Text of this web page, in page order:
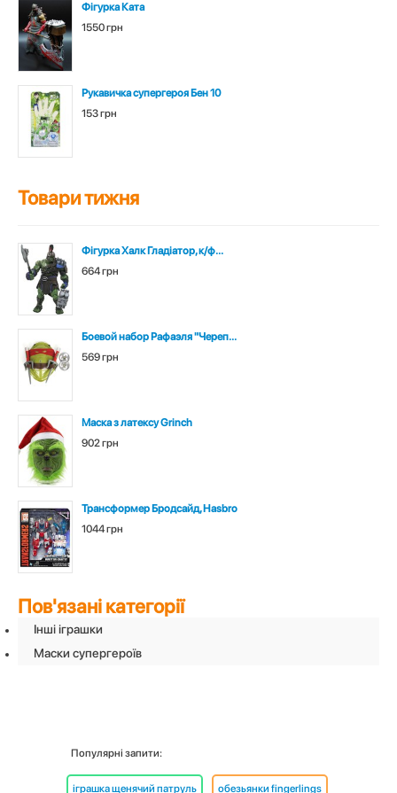
Фігурка Ката
1550 грн
Рукавичка супергероя Бен 10
153 грн
Товари тижня
Фігурка Халк Гладіатор, к/ф...
664 грн
Боевой набор Рафаэля "Череп...
569 грн
Маска з латексу Grinch
902 грн
Трансформер Бродсайд, Hasbro
1044 грн
Пов'язані категорії
Інші іграшки
Маски супергероїв
Популярні запити:
іграшка щенячий патруль обезьянки fingerlings